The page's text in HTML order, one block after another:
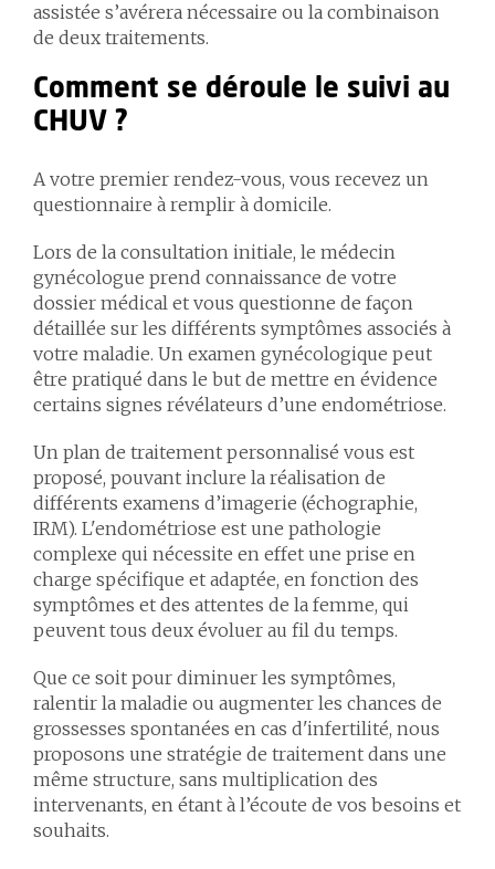
assistée s’avérera nécessaire ou la combinaison
de deux traitements.
Comment se déroule le suivi au
CHUV ?
A votre premier rendez-vous, vous recevez un
questionnaire à remplir à domicile.
Lors de la consultation initiale, le médecin
gynécologue prend connaissance de votre
dossier médical et vous questionne de façon
détaillée sur les différents symptômes associés à
votre maladie. Un examen gynécologique peut
être pratiqué dans le but de mettre en évidence
certains signes révélateurs d’une endométriose.
Un plan de traitement personnalisé vous est
proposé, pouvant inclure la réalisation de
différents examens d’imagerie (échographie,
IRM). L'endométriose est une pathologie
complexe qui nécessite en effet une prise en
charge spécifique et adaptée, en fonction des
symptômes et des attentes de la femme, qui
peuvent tous deux évoluer au fil du temps.
Que ce soit pour diminuer les symptômes,
ralentir la maladie ou augmenter les chances de
grossesses spontanées en cas d'infertilité, nous
proposons une stratégie de traitement dans une
même structure, sans multiplication des
intervenants, en étant à l’écoute de vos besoins et
souhaits.